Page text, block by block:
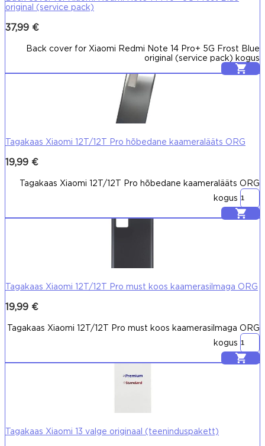
original (service pack)
37,99 €
Back cover for Xiaomi Redmi Note 14 Pro+ 5G Frost Blue
original (service pack) kogus
Lisa korvi
Tagakaas Xiaomi 12T/12T Pro hõbedane kaameralääts ORG
19,99 €
Tagakaas Xiaomi 12T/12T Pro hõbedane kaameralääts ORG
kogus
Lisa korvi
Tagakaas Xiaomi 12T/12T Pro must koos kaamerasilmaga ORG
19,99 €
Tagakaas Xiaomi 12T/12T Pro must koos kaamerasilmaga ORG
kogus
Lisa korvi
Tagakaas Xiaomi 13 valge originaal (teeninduspakett)